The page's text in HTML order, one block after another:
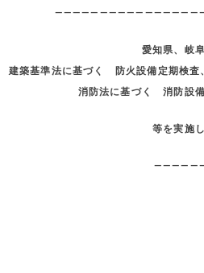
愛知県、岐
建築基準法に基づく 防火設備定期検査
消防法に基づく 消防設
等を実施